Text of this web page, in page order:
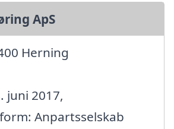
ApS
Herning
juni 2017,
Anpartsselskab